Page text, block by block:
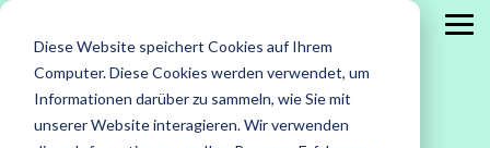
Diese Website speichert Cookies auf Ihrem
Computer. Diese Cookies werden verwendet, um
Informationen darüber zu sammeln, wie Sie mit
unserer Website interagieren. Wir verwenden
Skip
main
content.LeistungenLeistungenLeistungen
ISTQB Certified Tester
IREB Certified